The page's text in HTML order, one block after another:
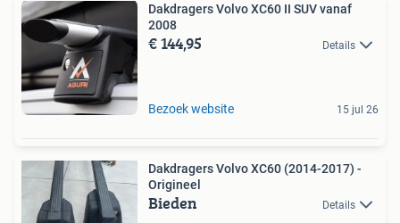
Dakdragers Volvo XC60 II SUV vanaf
2008
€ 144,95 Details
Bezoek website 15 jul 26
Dakdragers Volvo XC60 (2014-2017) -
Origineel
Bieden Details